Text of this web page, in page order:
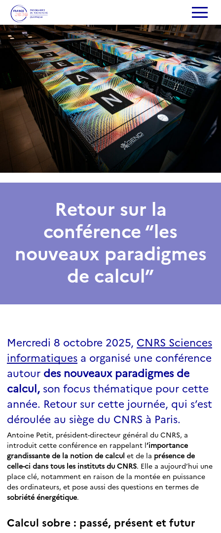
Retour sur la
conférence “les
nouveaux paradigmes
de calcul”
Mercredi 8 octobre 2025, CNRS Sciences
informatiques a organisé une conférence
autour des nouveaux paradigmes de
calcul, son focus thématique pour cette
année. Retour sur cette journée, qui s’est
déroulée au siège du CNRS à Paris.
Antoine Petit, président-directeur général du CNRS, a
introduit cette conférence en rappelant l’importance
grandissante de la notion de calcul et de la présence de
celle-ci dans tous les instituts du CNRS. Elle a aujourd’hui une
place clé, notamment en raison de la montée en puissance
des ordinateurs, et pose aussi des questions en termes de
sobriété énergétique.
Calcul sobre : passé, présent et futur